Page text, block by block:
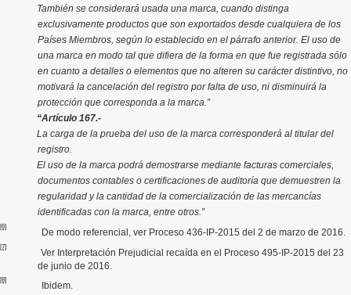
También se considerará usada una marca, cuando distinga
exclusivamente productos que son exportados desde cualquiera de los
Países Miembros, según lo establecido en el párrafo anterior. El uso de
una marca en modo tal que difiera de la forma en que fue registrada sólo
en cuanto a detalles o elementos que no alteren su carácter distintivo, no
motivará la cancelación del registro por falta de uso, ni disminuirá la
protección que corresponda a la marca.”
“Artículo 167.-
La carga de la prueba del uso de la marca corresponderá al titular del
registro.
El uso de la marca podrá demostrarse mediante facturas comerciales,
documentos contables o certificaciones de auditoría que demuestren la
regularidad y la cantidad de la comercialización de las mercancías
identificadas con la marca, entre otros.”
[6]
De modo referencial, ver Proceso 436-IP-2015 del 2 de marzo de 2016.
[7]
Ver Interpretación Prejudicial recaída en el Proceso 495-IP-2015 del 23
de junio de 2016.
[8]
Ibidem.